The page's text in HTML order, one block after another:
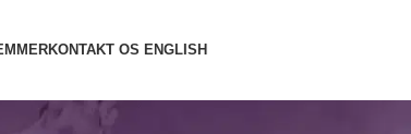
KONTAKT OS ENGLISH